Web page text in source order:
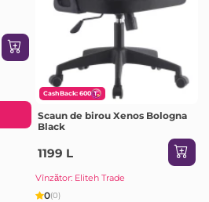
CashBack: 600
Scaun de birou Xenos Bologna
Black
1199 L
Vînzător: Eliteh Trade
0(0)